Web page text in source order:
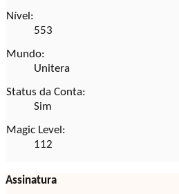
Nível:
553
Mundo:
Unitera
Status da Conta:
Sim
Magic Level:
112
Assinatura